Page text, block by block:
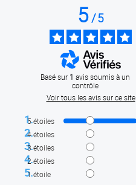
5/5
Basé sur 1 avis soumis à un
contrôle
Voir tous les avis sur ce site
5étoiles
4étoiles
3étoiles
2étoiles
1étoile